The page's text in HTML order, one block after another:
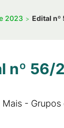
2023 Edital
nº 56/
- Grupos